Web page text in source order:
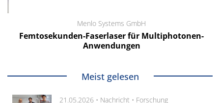
Menlo Systems GmbH
Femtosekunden-Faserlaser für Multiphotonen-
Anwendungen
Meist gelesen
21.05.2026 • Nachricht • Forschung